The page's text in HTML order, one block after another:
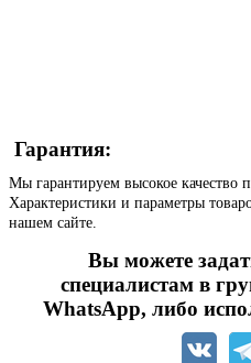
Гарантия:
Мы гарантируем высокое качество
Характеристики и параметры
нашем сайте.
Вы можете
специалистам в
WhatsApp, либо